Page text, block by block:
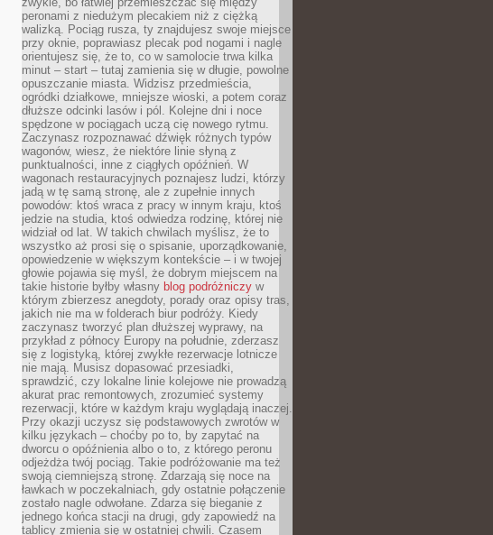
peronami z niedużym plecakiem niż z ciężką
walizką. Pociąg rusza, ty znajdujesz swoje miejsce
przy oknie, poprawiasz plecak pod nogami i nagle
orientujesz się, że to, co w samolocie trwa kilka
minut – start – tutaj zamienia się w długie, powolne
opuszczanie miasta. Widzisz przedmieścia,
ogródki działkowe, mniejsze wioski, a potem coraz
dłuższe odcinki lasów i pól. Kolejne dni i noce
spędzone w pociągach uczą cię nowego rytmu.
Zaczynasz rozpoznawać dźwięk różnych typów
wagonów, wiesz, że niektóre linie słyną z
punktualności, inne z ciągłych opóźnień. W
wagonach restauracyjnych poznajesz ludzi, którzy
jadą w tę samą stronę, ale z zupełnie innych
powodów: ktoś wraca z pracy w innym kraju, ktoś
jedzie na studia, ktoś odwiedza rodzinę, której nie
widział od lat. W takich chwilach myślisz, że to
wszystko aż prosi się o spisanie, uporządkowanie,
opowiedzenie w większym kontekście – i w twojej
głowie pojawia się myśl, że dobrym miejscem na
takie historie byłby własny blog podróżniczy w
którym zbierzesz anegdoty, porady oraz opisy tras,
jakich nie ma w folderach biur podróży. Kiedy
zaczynasz tworzyć plan dłuższej wyprawy, na
przykład z północy Europy na południe, zderzasz
się z logistyką, której zwykłe rezerwacje lotnicze
nie mają. Musisz dopasować przesiadki,
sprawdzić, czy lokalne linie kolejowe nie prowadzą
akurat prac remontowych, zrozumieć systemy
rezerwacji, które w każdym kraju wyglądają inaczej.
Przy okazji uczysz się podstawowych zwrotów w
kilku językach – choćby po to, by zapytać na
dworcu o opóźnienia albo o to, z którego peronu
odjeżdża twój pociąg. Takie podróżowanie ma też
swoją ciemniejszą stronę. Zdarzają się noce na
ławkach w poczekalniach, gdy ostatnie połączenie
zostało nagle odwołane. Zdarza się bieganie z
jednego końca stacji na drugi, gdy zapowiedź na
tablicy zmienia się w ostatniej chwili. Czasem